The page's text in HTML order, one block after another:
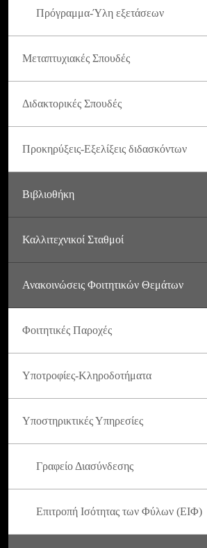
Πρόγραμμα-Ύλη εξετάσεων
Μεταπτυχιακές Σπουδές
Διδακτορικές Σπουδές
Προκηρύξεις-Εξελίξεις διδασκόντων
Βιβλιοθήκη
Καλλιτεχνικοί Σταθμοί
Ανακοινώσεις Φοιτητικών Θεμάτων
Φοιτητικές Παροχές
Υποτροφίες-Κληροδοτήματα
Υποστηρικτικές Υπηρεσίες
Γραφείο Διασύνδεσης
Επιτροπή Ισότητας των Φύλων (ΕΙΦ)